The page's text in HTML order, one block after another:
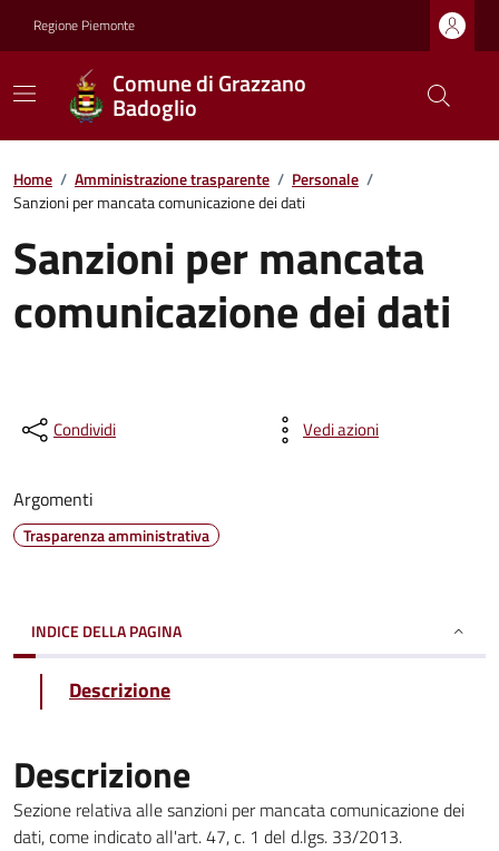
Regione Piemonte
Comune di Grazzano
Badoglio
Home / Amministrazione trasparente / Personale /
Sanzioni per mancata comunicazione dei dati
Sanzioni per mancata
comunicazione dei dati
Condividi Vedi azioni
Argomenti
Trasparenza amministrativa
INDICE DELLA PAGINA
Descrizione
Descrizione
Sezione relativa alle sanzioni per mancata comunicazione dei
dati, come indicato all'art. 47, c. 1 del d.lgs. 33/2013.